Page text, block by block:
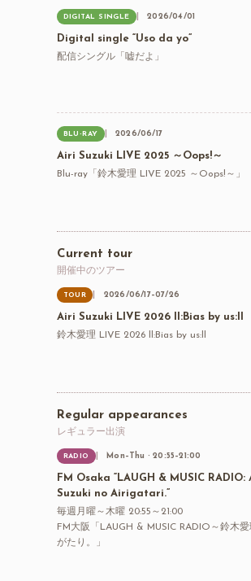
DIGITAL SINGLE 2026/04/01
Digital single “Uso da yo”
配信シングル「嘘だよ」
BLU-RAY 2026/06/17
Airi Suzuki LIVE 2025 ～Oops!～
Blu-ray「鈴木愛理 LIVE 2025 ～Oops!～」
Current tour
開催中のツアー
TOUR 2026/06/17–07/26
Airi Suzuki LIVE 2026 ll:Bias by us:ll
鈴木愛理 LIVE 2026 ll:Bias by us:ll
Regular appearances
レギュラー出演
RADIO Mon–Thu · 20:55–21:00
FM Osaka “LAUGH & MUSIC RADIO:
Suzuki no Airigatari.”
毎週月曜～木曜 20:55～21:00
FM大阪「LAUGH & MUSIC RADIO～鈴木愛
がたり。」